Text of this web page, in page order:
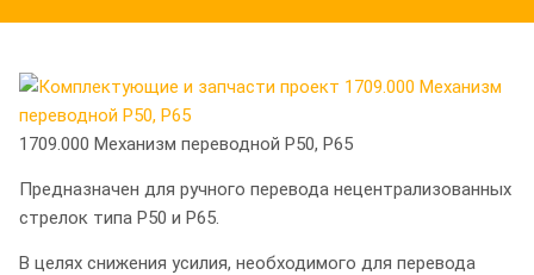
1709.000 Механизм переводной Р50, Р65
Предназначен для ручного перевода нецентрализованных
стрелок типа Р50 и Р65.
В целях снижения усилия, необходимого для перевода